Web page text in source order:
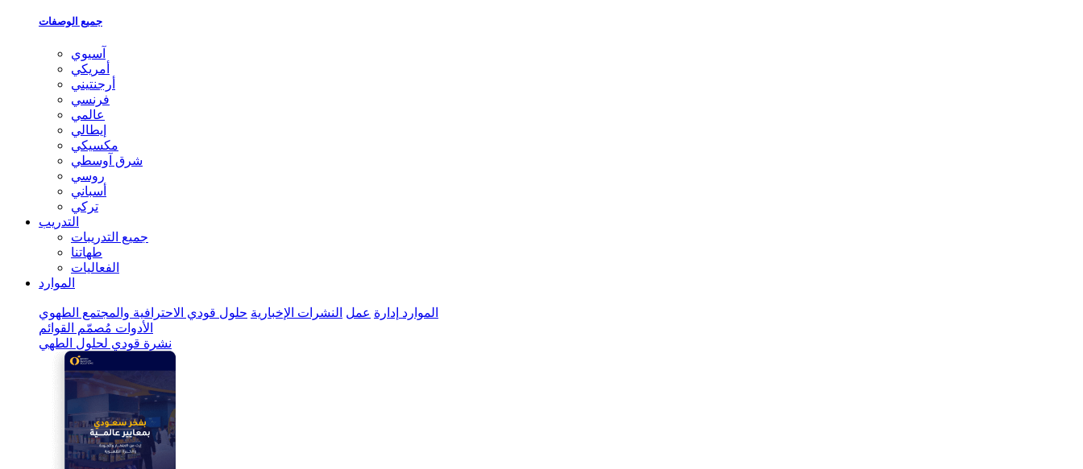
جميع الوصفات
آسيوي
أمريكي
أرجنتيني
فرنسي
عالمي
إيطالي
مكسيكي
شرق آوسطي
روسي
أسباني
تركي
التدريب
جميع التدريبات
طهاتنا
الفعاليات
الموارد
الموارد إدارة عمل النشرات الإخبارية حلول قودي الاحترافية والمجتمع الطهوي
الأدوات مُصمّم القوائم
نشرة قودي لحلول الطهي